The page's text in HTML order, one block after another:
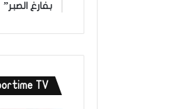
بفارغ الصبر”
TV